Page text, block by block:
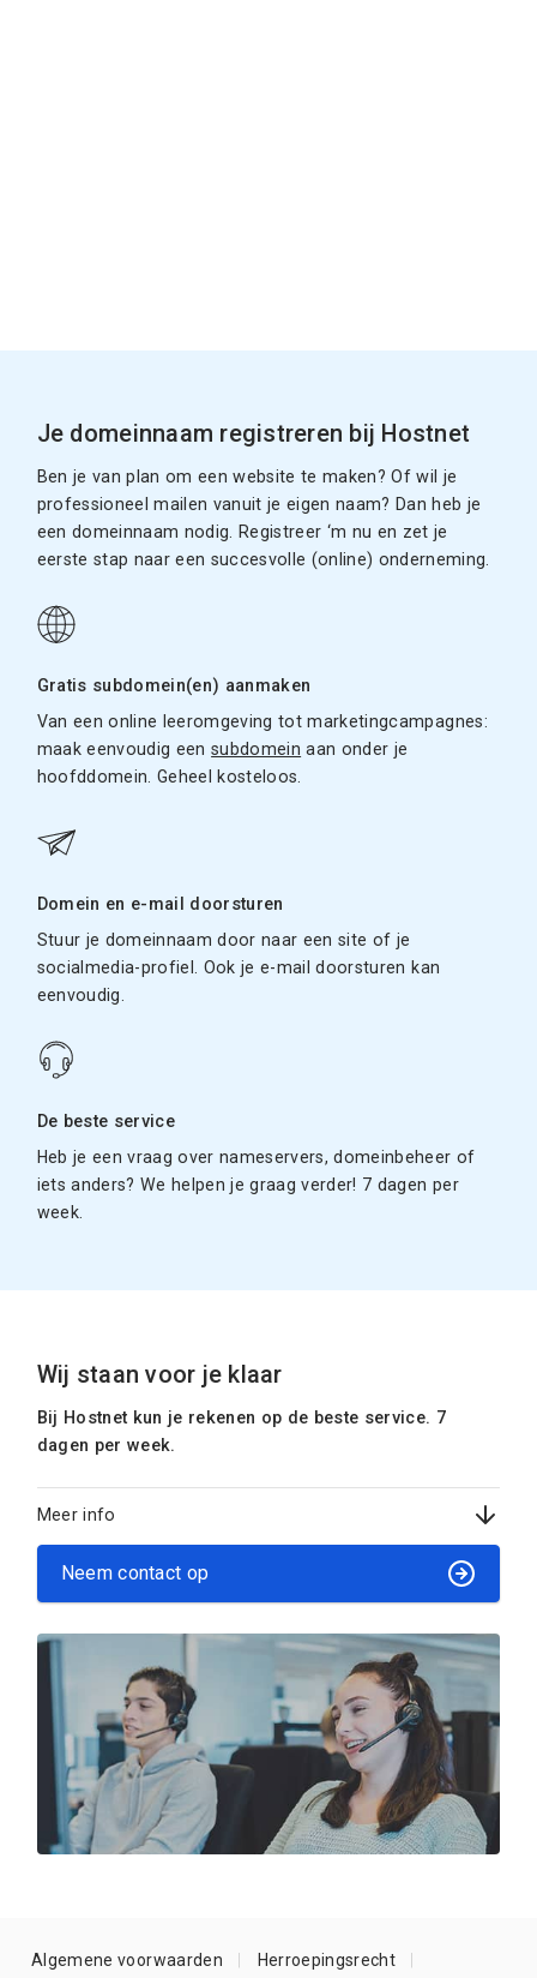
Je domeinnaam registreren bij Hostnet
Ben je van plan om een website te maken? Of wil je
professioneel mailen vanuit je eigen naam? Dan heb je
een domeinnaam nodig. Registreer ‘m nu en zet je
eerste stap naar een succesvolle (online) onderneming.
Gratis subdomein(en) aanmaken
Van een online leeromgeving tot marketingcampagnes:
maak eenvoudig eensubdomein aan onder je
hoofddomein. Geheel kosteloos.
Domein en e-mail doorsturen
Stuur je domeinnaam door naar een site of je
socialmedia-profiel. Ook je e-mail doorsturen kan
eenvoudig.
De beste service
Heb je een vraag over nameservers, domeinbeheer of
iets anders? We helpen je graag verder! 7 dagen per
week.
Wij staan voor je klaar
Bij Hostnet kun je rekenen op de beste service. 7
dagen per week.
Meer info
Neem contact op
Algemene voorwaarden Herroepingsrecht